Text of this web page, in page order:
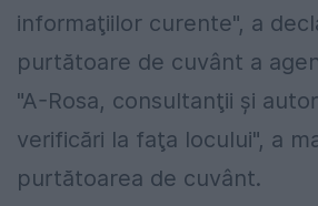
informaţiilor curente", a
purtătoare de cuvânt a
"A-Rosa, consultanţii şi
verificări la faţa locului", a
purtătoarea de cuvânt.